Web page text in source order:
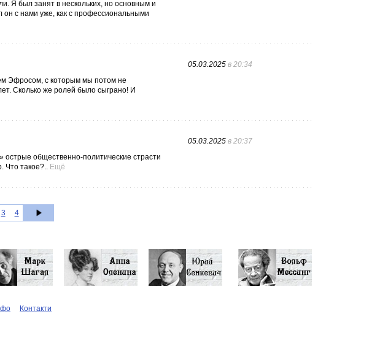
Я был занят в нескольких, но основным и
с нами уже, как с профессиональными
Эфросом, с которым мы потом не
Сколько же ролей было сыграно! И
05.03.2025 в 20:34
общественно-политические страсти
Что такое?.. Ещё
05.03.2025 в 20:37
3 4
Контакти